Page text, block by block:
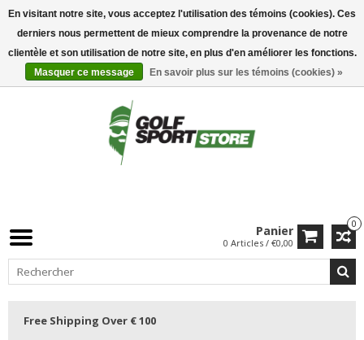
0
Panier
0 Articles / €0,00
Free Shipping Over € 100
En visitant notre site, vous acceptez l'utilisation des témoins (cookies). Ces
derniers nous permettent de mieux comprendre la provenance de notre
clientèle et son utilisation de notre site, en plus d'en améliorer les fonctions.
Masquer ce message
En savoir plus sur les témoins (cookies) »